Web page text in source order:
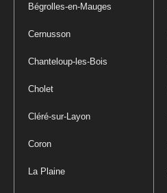
Bégrolles-en-Mauges
Cernusson
Chanteloup-les-Bois
Cholet
Cléré-sur-Layon
Coron
La Plaine